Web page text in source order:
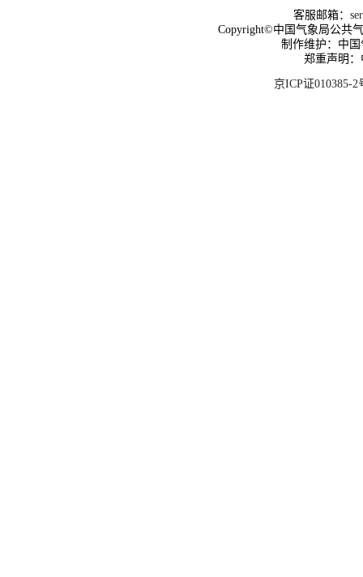
客服邮箱：
Copyright©中国气象局公共
制作维护：中
郑重声明
京ICP证010385-2